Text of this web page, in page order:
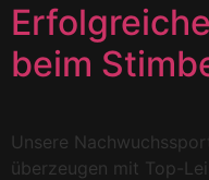
beim
Unsere
überzeugen mit Top-